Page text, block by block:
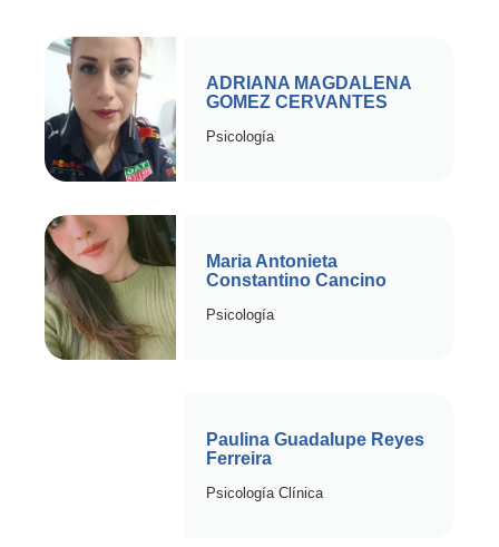
ADRIANA MAGDALENA
GOMEZ CERVANTES
Psicología
Maria Antonieta
Constantino Cancino
Psicología
Paulina Guadalupe Reyes
Ferreira
Psicología Clínica